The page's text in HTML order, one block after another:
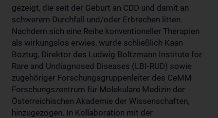
gezeigt, die seit der Geburt an CDD und damit an
schwerem Durchfall und/oder Erbrechen litten.
Nachdem sich eine Reihe konventioneller Therapien
als wirkungslos erwies, wurde schließlich Kaan
Boztug, Direktor des Ludwig Boltzmann Institute for
Rare and Undiagnosed Diseases (LBI-RUD) sowie
zugehöriger Forschungsgruppenleiter des CeMM
Forschungszentrum für Molekulare Medizin der
Österreichischen Akademie der Wissenschaften,
hinzugezogen. In Kollaboration mit der